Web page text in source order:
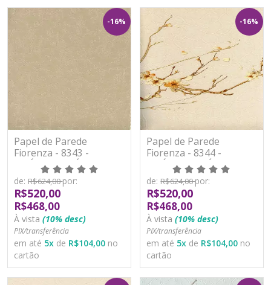
-16%
Papel de Parede
Fiorenza - 8343 -
VINÍLICO LAVÁVEL
de: R$624,00por:
R$520,00
R$468,00
À vista (10% desc)
PIX/transferência
em até 5x de R$104,00 no
cartão
-16%
Papel de Parede
Fiorenza - 8344 -
VINÍLICO LAVÁVEL
de: R$624,00por:
R$520,00
R$468,00
À vista (10% desc)
PIX/transferência
em até 5x de R$104,00 no
cartão